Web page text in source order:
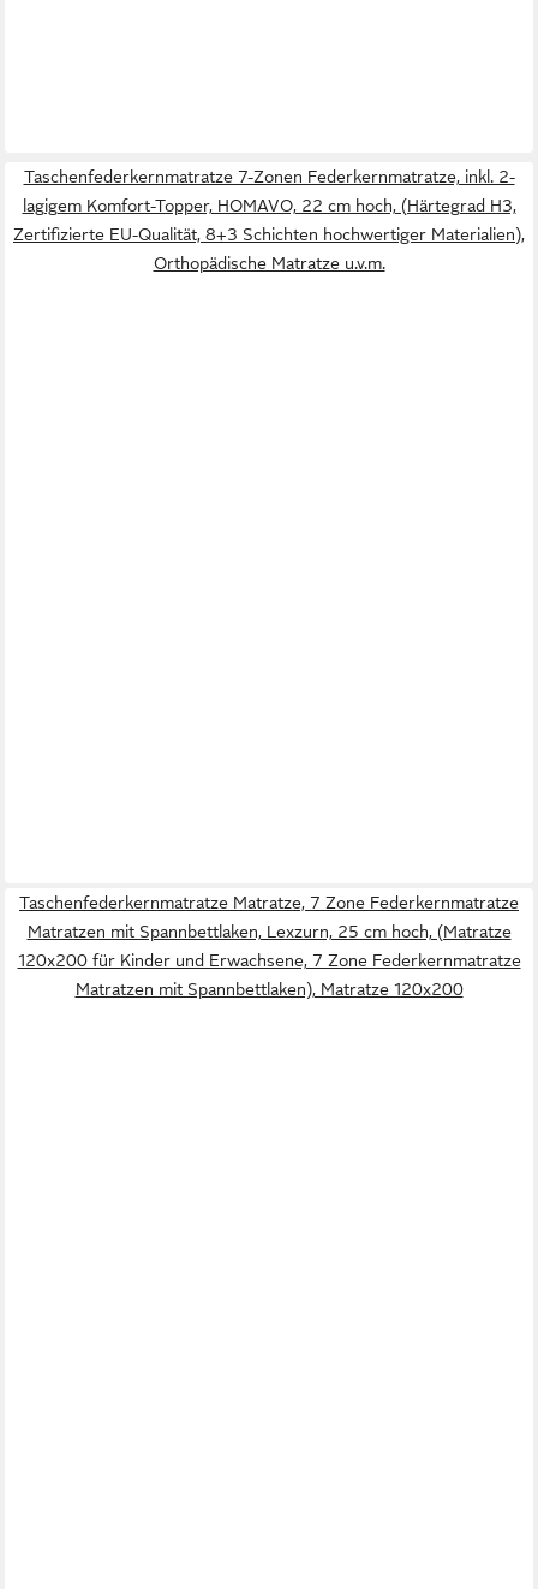
Taschenfederkernmatratze 7-Zonen Federkernmatratze, inkl. 2-
lagigem Komfort-Topper, HOMAVO, 22 cm hoch, (Härtegrad H3,
Zertifizierte EU-Qualität, 8+3 Schichten hochwertiger Materialien),
Orthopädische Matratze u.v.m.
Taschenfederkernmatratze Matratze, 7 Zone Federkernmatratze
Matratzen mit Spannbettlaken, Lexzurn, 25 cm hoch, (Matratze
120x200 für Kinder und Erwachsene, 7 Zone Federkernmatratze
Matratzen mit Spannbettlaken), Matratze 120x200